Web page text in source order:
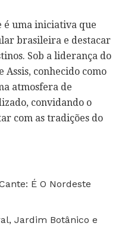
é uma iniciativa que
brasileira e destacar
Sob a liderança do
conhecido como
atmosfera de
convidando o
com as tradições do
É O Nordeste
Jardim Botânico e